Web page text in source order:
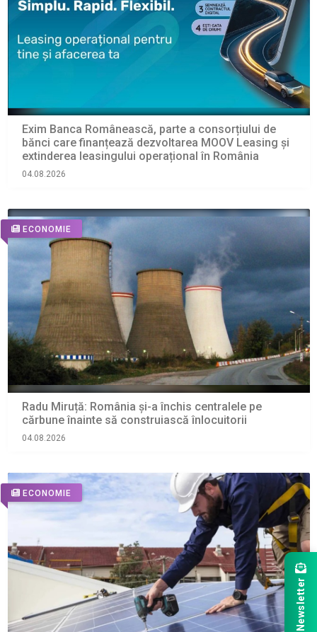
Exim Banca Românească, parte a consorțiului de
bănci care finanțează dezvoltarea MOOV Leasing și
extinderea leasingului operațional în România
04.08.2026
ECONOMIE
Radu Miruță: România și-a închis centralele pe
cărbune înainte să construiască înlocuitorii
04.08.2026
ECONOMIE
Newsletter